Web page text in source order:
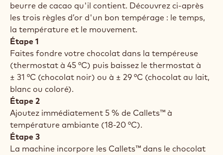
beurre de cacao qu'il contient. Découvrez ci-après
les trois règles d’or d'un bon tempérage : le temps,
la température et le mouvement.
Étape 1
Faites fondre votre chocolat dans la tempéreuse
(thermostat à 45 °C) puis baissez le thermostat à
± 31 °C (chocolat noir) ou à ± 29 °C (chocolat au lait,
blanc ou coloré).
Étape 2
Ajoutez immédiatement 5 % de Callets™ à
température ambiante (18-20 °C).
Étape 3
La machine incorpore les Callets™ dans le chocolat